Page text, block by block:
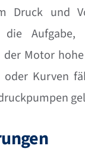
Druck und
Aufgabe,
Motor
oder Kurven